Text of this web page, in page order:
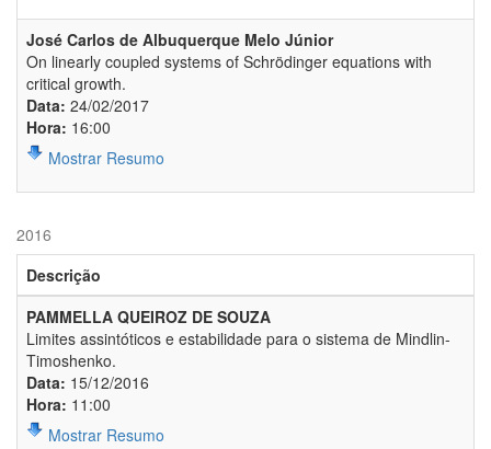
José Carlos de Albuquerque Melo Júnior
On linearly coupled systems of Schrödinger equations with
critical growth.
Data: 24/02/2017
Hora: 16:00
Mostrar Resumo
2016
Descrição
PAMMELLA QUEIROZ DE SOUZA
Limites assintóticos e estabilidade para o sistema de Mindlin-
Timoshenko.
Data: 15/12/2016
Hora: 11:00
Mostrar Resumo